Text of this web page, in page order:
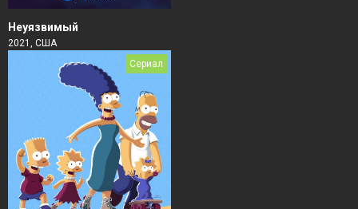
Неуязвимый
2021, США
Сериал